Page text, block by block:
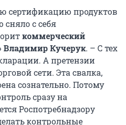
сертификацию продуктов
сняло с себя
коммерческий
Владимир Кучерук. – С тех
А претензии
сети. Эта свалка,
сознательно. Потому
сразу на
Роспотребнадзору
контрольные